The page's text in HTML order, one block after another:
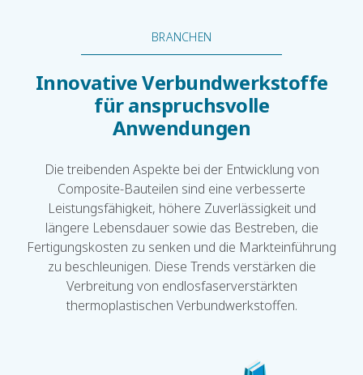
BRANCHEN
Innovative Verbundwerkstoffe
für anspruchsvolle
Anwendungen
Die treibenden Aspekte bei der Entwicklung von
Composite-Bauteilen sind eine verbesserte
Leistungsfähigkeit, höhere Zuverlässigkeit und
längere Lebensdauer sowie das Bestreben, die
Fertigungskosten zu senken und die Markteinführung
zu beschleunigen. Diese Trends verstärken die
Verbreitung von endlosfaserverstärkten
thermoplastischen Verbundwerkstoffen.